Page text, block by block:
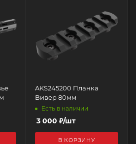
AKS245200 Планка
Вивер 80мм
Есть в наличии
3 000 ₽/шт
В КОРЗИНУ